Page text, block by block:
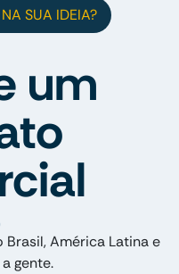
SUA IDEIA?
um
América Latina e
gente.